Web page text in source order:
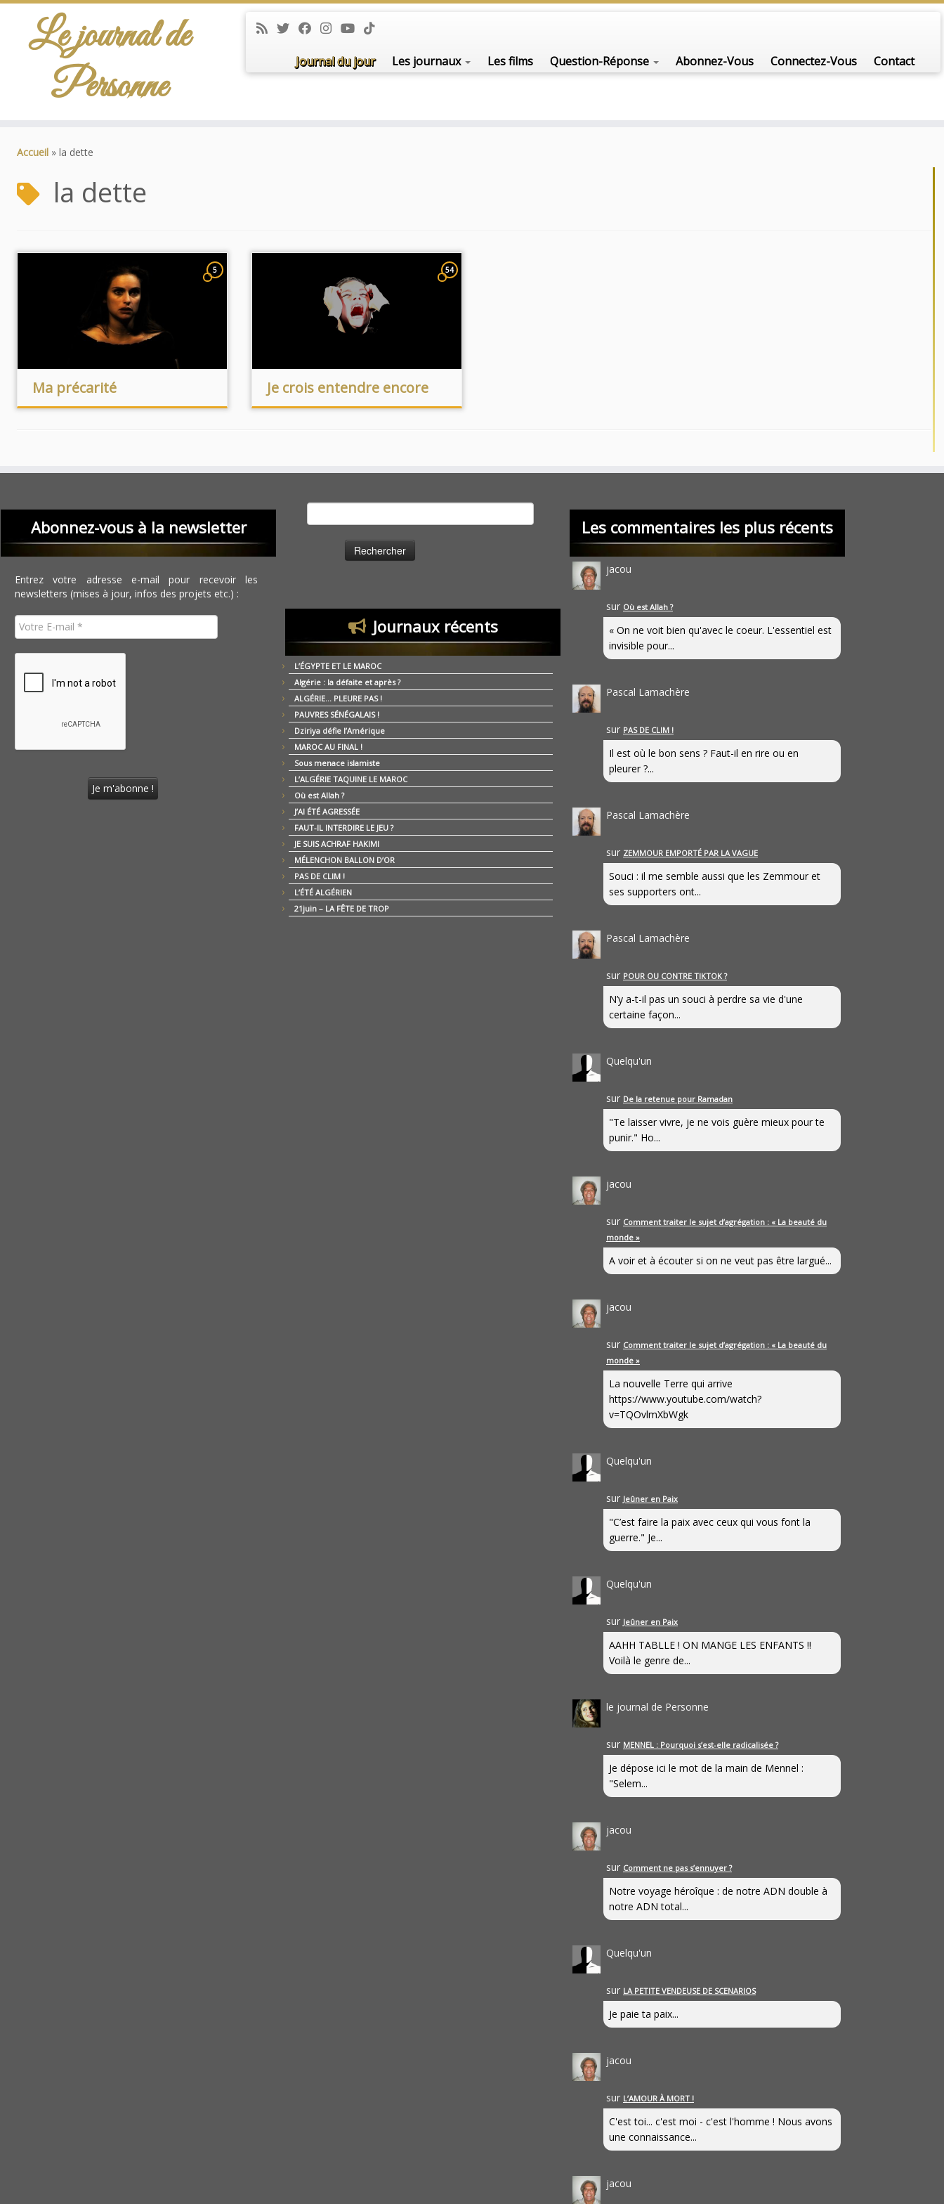
Le journal de
Personne
Journal du jour Les journaux Les films Question-Réponse Abonnez-Vous Connectez-Vous Contact
Accueil » la dette
la dette
5
Ma précarité
54
Je crois entendre encore
Abonnez-vous à la newsletter
Entrez votre adresse e-mail pour recevoir les
newsletters (mises à jour, infos des projets etc.) :
Journaux récents
L’ÉGYPTE ET LE MAROC
Algérie : la défaite et après ?
ALGÉRIE… PLEURE PAS !
PAUVRES SÉNÉGALAIS !
Dziriya défie l’Amérique
MAROC AU FINAL !
Sous menace islamiste
L’ALGÉRIE TAQUINE LE MAROC
Où est Allah ?
J’AI ÉTÉ AGRESSÉE
FAUT-IL INTERDIRE LE JEU ?
JE SUIS ACHRAF HAKIMI
MÉLENCHON BALLON D’OR
PAS DE CLIM !
L’ÉTÉ ALGÉRIEN
21juin – LA FÊTE DE TROP
Les commentaires les plus récents
jacou
sur Où est Allah ?
« On ne voit bien qu'avec le coeur. L'essentiel est
invisible pour...
Pascal Lamachère
sur PAS DE CLIM !
Il est où le bon sens ? Faut-il en rire ou en
pleurer ?...
Pascal Lamachère
sur ZEMMOUR EMPORTÉ PAR LA VAGUE
Souci : il me semble aussi que les Zemmour et
ses supporters ont...
Pascal Lamachère
sur POUR OU CONTRE TIKTOK ?
N’y a-t-il pas un souci à perdre sa vie d'une
certaine façon...
Quelqu'un
sur De la retenue pour Ramadan
"Te laisser vivre, je ne vois guère mieux pour te
punir." Ho...
jacou
sur Comment traiter le sujet d’agrégation : « La beauté du
monde »
A voir et à écouter si on ne veut pas être largué...
jacou
sur Comment traiter le sujet d’agrégation : « La beauté du
monde »
La nouvelle Terre qui arrive
https://www.youtube.com/watch?
v=TQOvlmXbWgk
Quelqu'un
sur Jeûner en Paix
"C’est faire la paix avec ceux qui vous font la
guerre." Je...
Quelqu'un
sur Jeûner en Paix
AAHH TABLLE ! ON MANGE LES ENFANTS !!
Voilà le genre de...
le journal de Personne
sur MENNEL : Pourquoi s’est-elle radicalisée ?
Je dépose ici le mot de la main de Mennel :
"Selem...
jacou
sur Comment ne pas s’ennuyer ?
Notre voyage héroîque : de notre ADN double à
notre ADN total...
Quelqu'un
sur LA PETITE VENDEUSE DE SCENARIOS
Je paie ta paix...
jacou
sur L’AMOUR À MORT !
C'est toi... c'est moi - c'est l'homme ! Nous avons
une connaissance...
jacou